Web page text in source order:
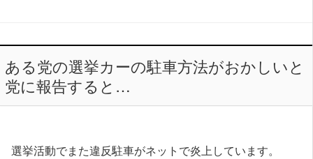
ある党の選挙カーの駐車方法がおかしいと
党に報告すると…
選挙活動でまた違反駐車がネットで炎上しています。